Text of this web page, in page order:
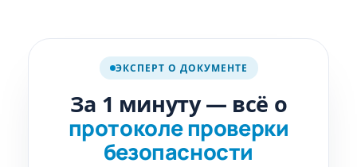
SHORT ·1 мин
безопасности
ЭКСПЕРТ О ДОКУМЕНТЕ
За 1 минуту — всё о
протоколе проверки
безопасности